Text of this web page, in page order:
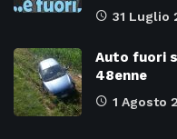
31 Luglio
Auto fuori
48enne
1 Agosto